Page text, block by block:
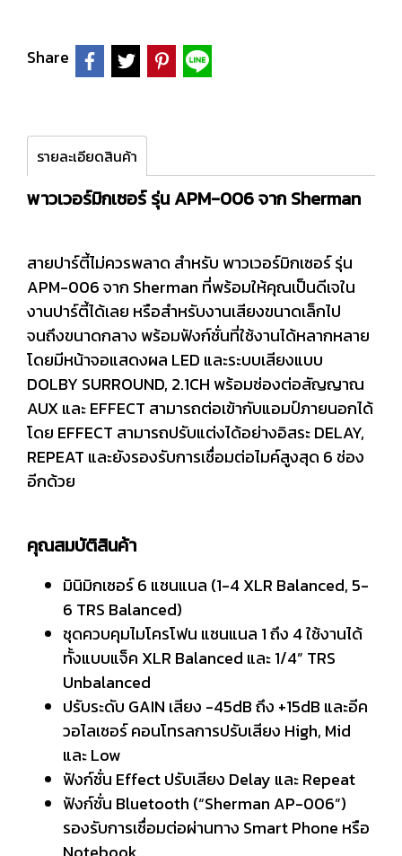
Share
รายละเอียดสินค้า
พาวเวอร์มิกเซอร์ รุ่น APM-006 จาก Sherman
สายปาร์ตี้ไม่ควรพลาด สำหรับ พาวเวอร์มิกเซอร์ รุ่น
APM-006 จาก Sherman ที่พร้อมให้คุณเป็นดีเจใน
งานปาร์ตี้ได้เลย หรือสำหรับงานเสียงขนาดเล็กไป
จนถึงขนาดกลาง พร้อมฟังก์ชั่นที่ใช้งานได้หลากหลาย
โดยมีหน้าจอแสดงผล LED และระบบเสียงแบบ
DOLBY SURROUND, 2.1CH พร้อมช่องต่อสัญญาณ
AUX และ EFFECT สามารถต่อเข้ากับแอมป์ภายนอกได้
โดย EFFECT สามารถปรับแต่งได้อย่างอิสระ DELAY,
REPEAT และยังรองรับการเชื่อมต่อไมค์สูงสุด 6 ช่อง
อีกด้วย
คุณสมบัติสินค้า
มินิมิกเซอร์ 6 แชนแนล (1-4 XLR Balanced, 5-
6 TRS Balanced)
ชุดควบคุมไมโครโฟน แชนแนล 1 ถึง 4 ใช้งานได้
ทั้งแบบแจ็ค XLR Balanced และ 1/4” TRS
Unbalanced
ปรับระดับ GAIN เสียง -45dB ถึง +15dB และอีค
วอไลเซอร์ คอนโทรลการปรับเสียง High, Mid
และ Low
ฟังก์ชั่น Effect ปรับเสียง Delay และ Repeat
ฟังก์ชั่น Bluetooth (“Sherman AP-006”)
รองรับการเชื่อมต่อผ่านทาง Smart Phone หรือ